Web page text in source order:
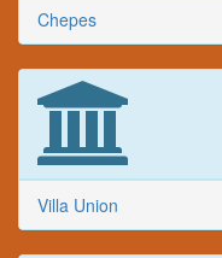
Chepes
Villa Union